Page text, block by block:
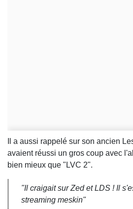
Il a aussi rappelé sur son ancien
avaient réussi un gros coup avec
bien mieux que "LVC 2".
"Il craigait sur Zed et LDS ! Il
streaming meskin"